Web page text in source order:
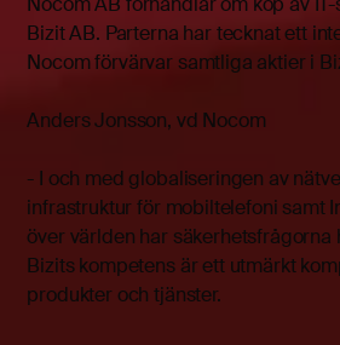
Bizit AB. Parterna har tecknat ett
Nocom förvärvar samtliga aktier i
Anders Jonsson, vd Nocom
- I och med globaliseringen av
infrastruktur för mobiltelefoni samt
över världen har säkerhetsfrågorna
Bizits kompetens är ett utmärkt
produkter och tjänster.